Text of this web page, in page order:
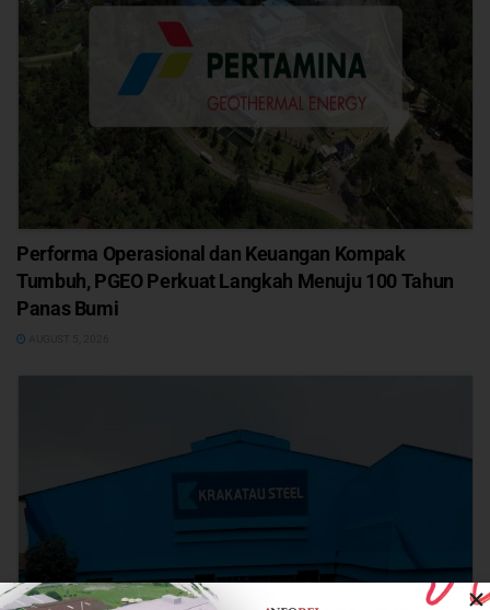
Performa Operasional dan Keuangan Kompak
Tumbuh, PGEO Perkuat Langkah Menuju 100 Tahun
Panas Bumi